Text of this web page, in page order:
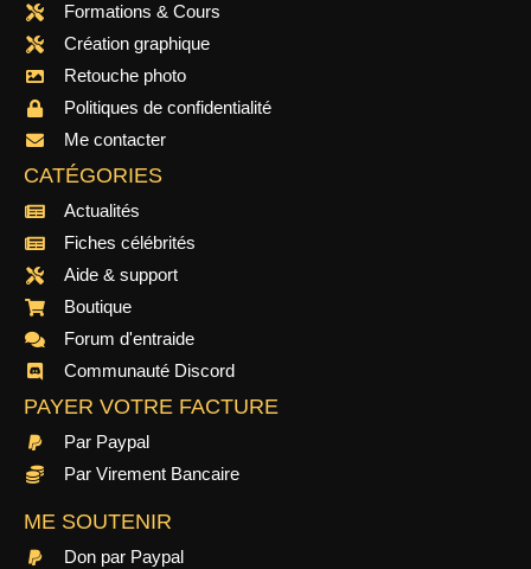
Formations & Cours
Création graphique
Retouche photo
Politiques de confidentialité
Me contacter
CATÉGORIES
Actualités
Fiches célébrités
Aide & support
Boutique
Forum d'entraide
Communauté Discord
PAYER VOTRE FACTURE
Par Paypal
Par Virement Bancaire
ME SOUTENIR
Don par Paypal